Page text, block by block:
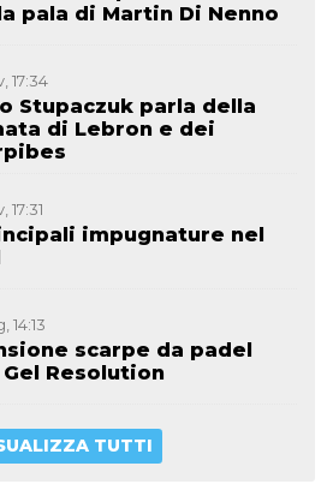
pala di Martin Di Nenno
17:34
Stupaczuk parla della
di Lebron e dei
17:31
impugnature nel
14:13
scarpe da padel
Resolution
TUTTI